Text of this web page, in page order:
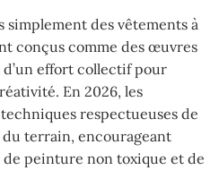
simplement des vêtements à
conçus comme des œuvres
d’un effort collectif pour
En 2026, les
respectueuses de
terrain, encourageant
de peinture non toxique et de